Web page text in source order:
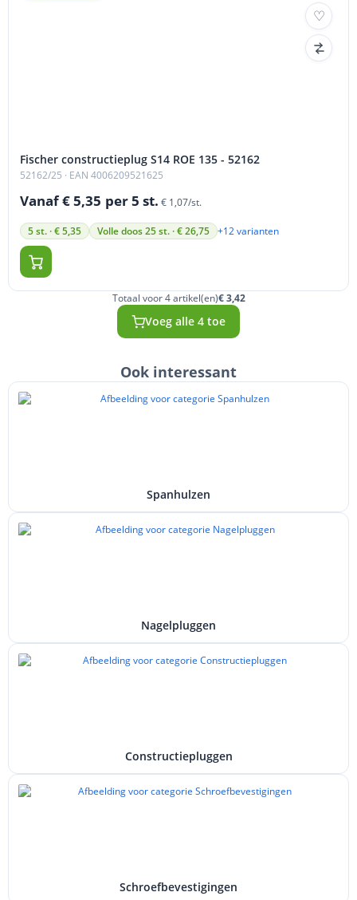
Fischer constructieplug S14 ROE 135 - 52162
52162/25 · EAN 4006209521625
Vanaf € 5,35 per 5 st. € 1,07/st.
5 st. · € 5,35 Volle doos 25 st. · € 26,75 +12 varianten
Totaal voor 4 artikel(en)€ 3,42
Voeg alle 4 toe
Ook interessant
Spanhulzen
Nagelpluggen
Constructiepluggen
Schroefbevestigingen